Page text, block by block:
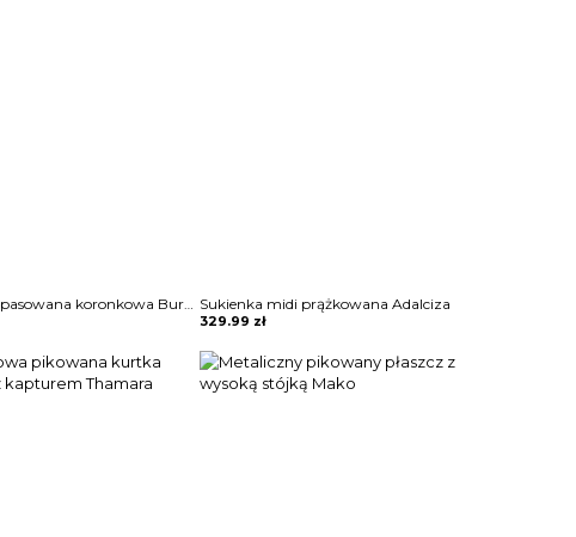
Sukienka dopasowana koronkowa Burcin Sukienka midi prążkowana Adalciza
329.99 zł